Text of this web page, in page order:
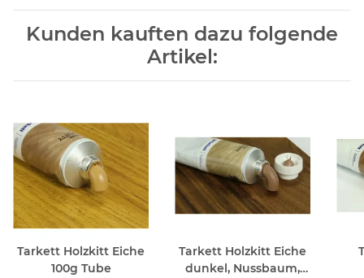
Kunden kauften dazu folgende
Artikel:
Tarkett Holzkitt Eiche
100g Tube
Tarkett Holzkitt Eiche
dunkel, Nussbaum,